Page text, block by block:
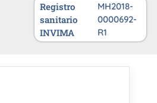
Registro
sanitario
INVIMA
MH2018-
0000692-
R1